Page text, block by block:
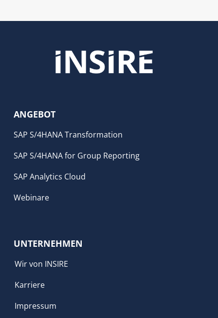
ANGEBOT
SAP S/4HANA Transformation
SAP S/4HANA for Group Reporting
SAP Analytics Cloud
Webinare
UNTERNEHMEN
Wir von INSIRE
Karriere
Impressum